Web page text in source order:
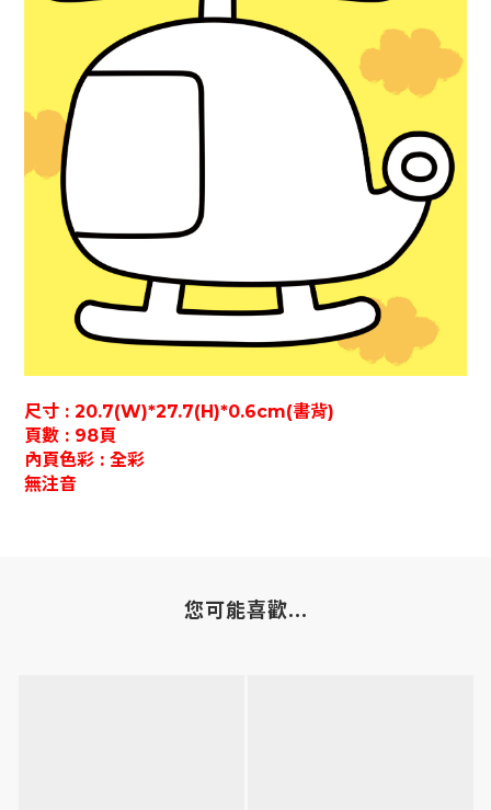
尺寸 : 20.7(W)*27.7(H)*0.6cm(書背)
頁數 : 98頁
內頁色彩 : 全彩
無注音
您可能喜歡...